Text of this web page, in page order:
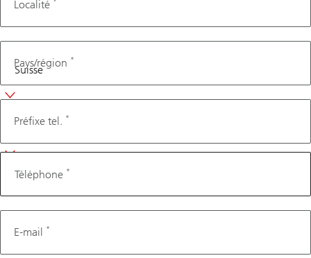
Localité
Pays/région *
Téléphone
Préfixe tel. *
Téléphone *
E-mail *